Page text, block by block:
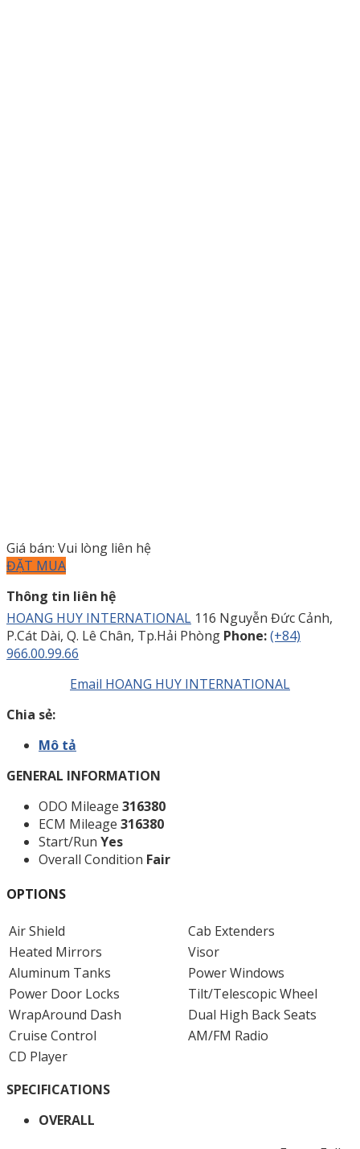
Giá bán: Vui lòng liên hệ
ĐẶT MUA
Thông tin liên hệ
HOANG HUY INTERNATIONAL 116 Nguyễn Đức Cảnh,
P.Cát Dài, Q. Lê Chân, Tp.Hải Phòng Phone:(+84)
966.00.99.66
Email HOANG HUY INTERNATIONAL
Chia sẻ:
Mô tả
GENERAL INFORMATION
ODO Mileage 316380
ECM Mileage 316380
Start/Run Yes
Overall Condition Fair
OPTIONS
Air Shield
Cab Extenders
Heated Mirrors
Visor
Aluminum Tanks
Power Windows
Power Door Locks
Tilt/Telescopic Wheel
WrapAround Dash
Dual High Back Seats
Cruise Control
AM/FM Radio
CD Player
SPECIFICATIONS
OVERALL